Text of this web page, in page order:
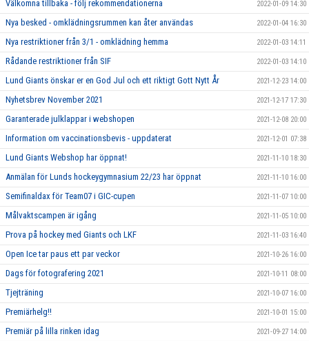
Välkomna tillbaka - följ rekommendationerna 2022-01-09 14:30
Nya besked - omklädningsrummen kan åter användas 2022-01-04 16:30
Nya restriktioner från 3/1 - omklädning hemma 2022-01-03 14:11
Rådande restriktioner från SIF 2022-01-03 14:10
Lund Giants önskar er en God Jul och ett riktigt Gott Nytt År 2021-12-23 14:00
Nyhetsbrev November 2021 2021-12-17 17:30
Garanterade julklappar i webshopen 2021-12-08 20:00
Information om vaccinationsbevis - uppdaterat 2021-12-01 07:38
Lund Giants Webshop har öppnat! 2021-11-10 18:30
Anmälan för Lunds hockeygymnasium 22/23 har öppnat 2021-11-10 16:00
Semifinaldax för Team07 i GIC-cupen 2021-11-07 10:00
Målvaktscampen är igång 2021-11-05 10:00
Prova på hockey med Giants och LKF 2021-11-03 16:40
Open Ice tar paus ett par veckor 2021-10-26 16:00
Dags för fotografering 2021 2021-10-11 08:00
Tjejträning 2021-10-07 16:00
Premiärhelg!! 2021-10-01 15:00
Premiär på lilla rinken idag 2021-09-27 14:00